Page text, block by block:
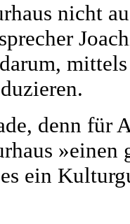
nicht
denn für
»einen
ein